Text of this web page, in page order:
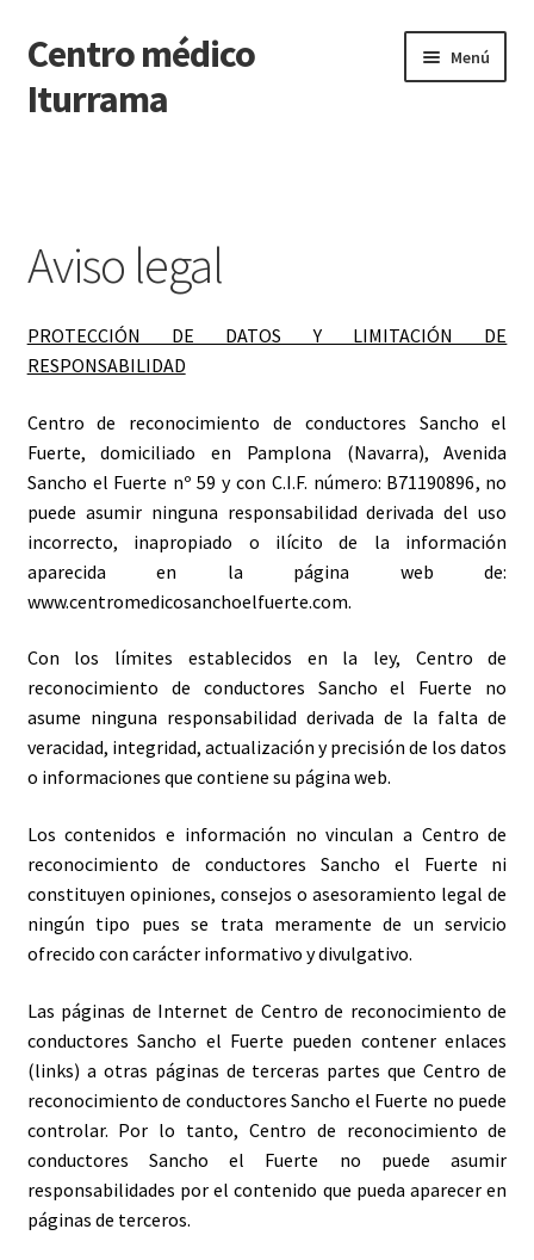
Ir
a
la
Ir
al
contenido
Centro médico
Iturrama
Menú
Renovación Carnet Conducir
Psicología
Cuidado capilar
Contactar
Test genéticos
Pruebas ITS
Aviso legal
PROTECCIÓN DE DATOS Y LIMITACIÓN DE
RESPONSABILIDAD
Centro de reconocimiento de conductores Sancho el
Fuerte,domiciliado en Pamplona (Navarra), Avenida
Sancho el Fuerte nº 59 y con C.I.F. número: B71190896, no
puede asumir ninguna responsabilidad derivada del uso
incorrecto, inapropiado o ilícito de la información
aparecida en la página web de:
www.centromedicosanchoelfuerte.com.
Con los límites establecidos en la ley, Centro de
reconocimiento de conductores Sancho el Fuerte no
asume ninguna responsabilidad derivada de la falta de
veracidad, integridad, actualización y precisión de los datos
o informaciones que contiene su página web.
Los contenidos e información no vinculan a Centro de
reconocimiento de conductores Sancho el Fuerte ni
constituyen opiniones, consejos o asesoramiento legal de
ningún tipo pues se trata meramente de un servicio
ofrecido con carácter informativo y divulgativo.
Las páginas de Internet de Centro de reconocimiento de
conductores Sancho el Fuerte pueden contener enlaces
(links) a otras páginas de terceras partes que Centro de
reconocimiento de conductores Sancho el Fuerte no puede
controlar. Por lo tanto, Centro de reconocimiento de
conductores Sancho el Fuerte no puede asumir
responsabilidades por el contenido que pueda aparecer en
páginas de terceros.